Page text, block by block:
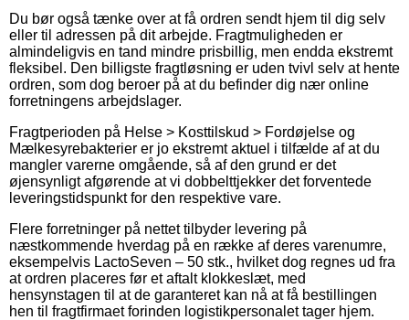
Du bør også tænke over at få ordren sendt hjem til dig selv
eller til adressen på dit arbejde. Fragtmuligheden er
almindeligvis en tand mindre prisbillig, men endda ekstremt
fleksibel. Den billigste fragtløsning er uden tvivl selv at hente
ordren, som dog beroer på at du befinder dig nær online
forretningens arbejdslager.
Fragtperioden på Helse > Kosttilskud > Fordøjelse og
Mælkesyrebakterier er jo ekstremt aktuel i tilfælde af at du
mangler varerne omgående, så af den grund er det
øjensynligt afgørende at vi dobbelttjekker det forventede
leveringstidspunkt for den respektive vare.
Flere forretninger på nettet tilbyder levering på
næstkommende hverdag på en række af deres varenumre,
eksempelvis LactoSeven – 50 stk., hvilket dog regnes ud fra
at ordren placeres før et aftalt klokkeslæt, med
hensynstagen til at de garanteret kan nå at få bestillingen
hen til fragtfirmaet forinden logistikpersonalet tager hjem.